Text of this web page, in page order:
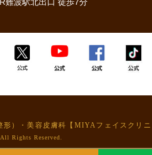
形）・美容皮膚科【MIYAフェイスクリニ
All Rights Reserved.